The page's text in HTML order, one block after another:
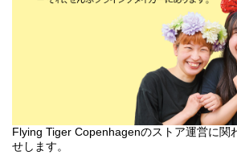
Flying Tiger Copenhagenのストア運営に関
せします。